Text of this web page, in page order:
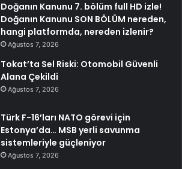
Doğanın Kanunu 7. bölüm full HD izle!
Doğanın Kanunu SON BÖLÜM nereden,
hangi platformda, nereden izlenir?
Ağustos 7, 2026
Tokat’ta Sel Riski: Otomobil Güvenli
Alana Çekildi
Ağustos 7, 2026
Türk F-16’ları NATO görevi için
Estonya’da… MSB yerli savunma
sistemleriyle güçleniyor
Ağustos 7, 2026